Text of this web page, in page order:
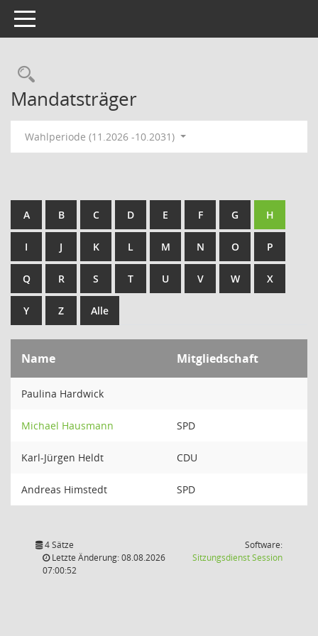
Toggle navigation
Rechercheauswahl
Mandatsträger
Wahlperiode (11.2026 -10.2031)
A B C D E F G H
I J K L M N O P
Q R S T U V W X
Y Z Alle
Name Mitgliedschaft
Paulina Hardwick
Michael Hausmann SPD
Karl-Jürgen Heldt CDU
Andreas Himstedt SPD
4 Sätze
Letzte Änderung: 08.08.2026
07:00:52
Software:
SitzungsdienstSession(Wird in